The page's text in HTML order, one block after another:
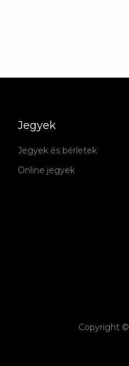
Jegyek
Jegyek és bérletek
Online jegyek
Copyright ©